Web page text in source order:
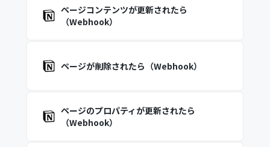
ページコンテンツが更新されたら
（Webhook）
ページが削除されたら（Webhook）
ページのプロパティが更新されたら
（Webhook）